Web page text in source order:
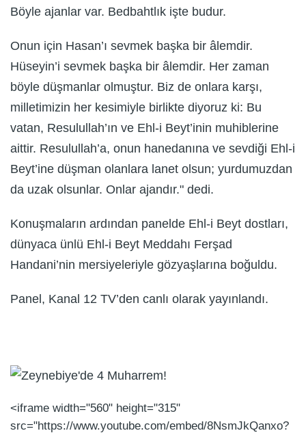
Böyle ajanlar var. Bedbahtlık işte budur.
Onun için Hasan’ı sevmek başka bir âlemdir.
Hüseyin’i sevmek başka bir âlemdir. Her zaman
böyle düşmanlar olmuştur. Biz de onlara karşı,
milletimizin her kesimiyle birlikte diyoruz ki: Bu
vatan, Resulullah’ın ve Ehl-i Beyt’inin muhiblerine
aittir. Resulullah’a, onun hanedanına ve sevdiği Ehl-i
Beyt’ine düşman olanlara lanet olsun; yurdumuzdan
da uzak olsunlar. Onlar ajandır." dedi.
Konuşmaların ardından panelde Ehl-i Beyt dostları,
dünyaca ünlü Ehl-i Beyt Meddahı Ferşad
Handani’nin mersiyeleriyle gözyaşlarına boğuldu.
Panel, Kanal 12 TV’den canlı olarak yayınlandı.
<iframe width="560" height="315"
src="https://www.youtube.com/embed/8NsmJkQanxo?